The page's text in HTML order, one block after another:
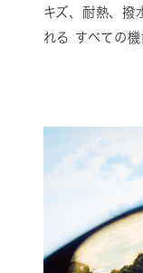
キズ、耐熱、撥
れる すべての機